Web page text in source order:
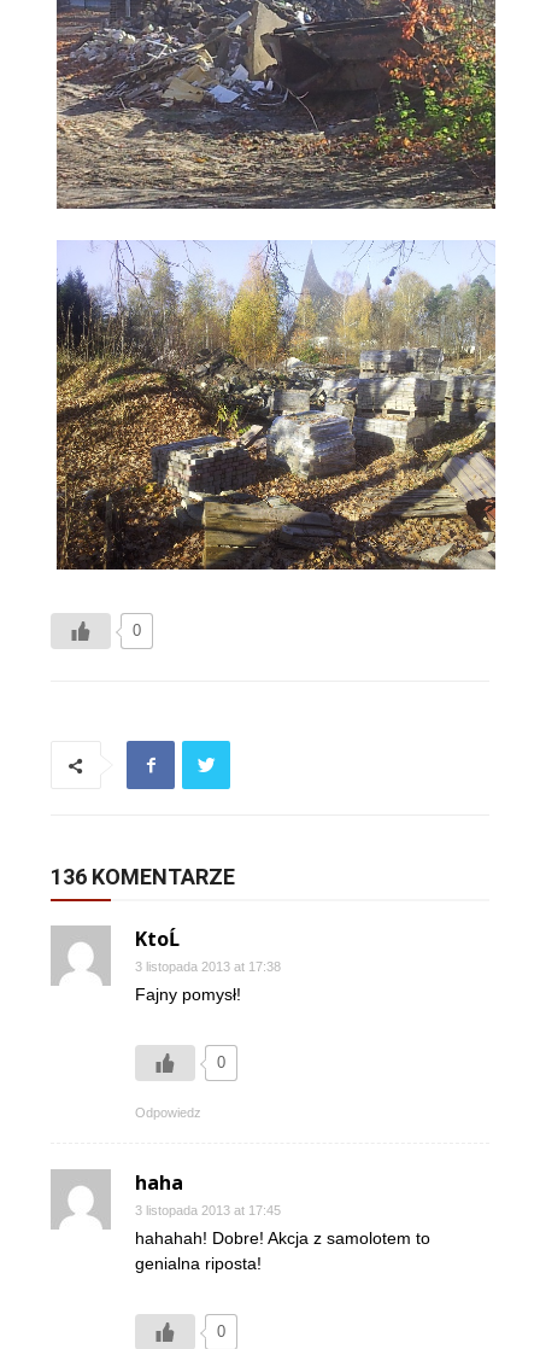
0
136 KOMENTARZE
KtoĹ
3 listopada 2013 at 17:38
Fajny pomysł!
0
Odpowiedz
haha
3 listopada 2013 at 17:45
hahahah! Dobre! Akcja z samolotem to
genialna riposta!
0